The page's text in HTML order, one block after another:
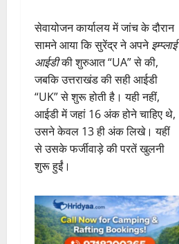
सेवायोजन कार्यालय में जांच के दौरान
सामने आया कि सुरेंद्र ने अपनेइम्प्लाई
आईडीकी शुरुआत “UA” से की,
जबकि उत्तराखंड की सही आईडी
“UK” से शुरू होती है। यही नहीं,
आईडी में जहां 16 अंक होने चाहिए थे,
उसने केवल 13 ही अंक लिखे। यहीं
से उसके फर्जीवाड़े की परतें खुलनी
शुरू हुईं।